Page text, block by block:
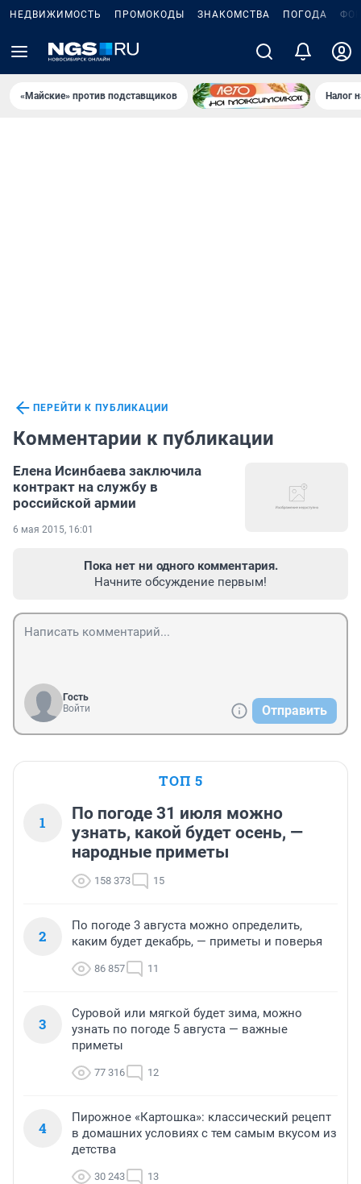
НЕДВИЖИМОСТЬ ПРОМОКОДЫ ЗНАКОМСТВА ПОГОДА
«Майские» против подставщиков Налог
ПЕРЕЙТИ К ПУБЛИКАЦИИ
Комментарии к публикации
Елена Исинбаева заключила
контракт на службу в
российской армии
6 мая 2015, 16:01
Пока нет ни одного комментария.
Начните обсуждение первым!
Гость
Войти
Отправить
ТОП 5
1
По погоде 31 июля можно
узнать, какой будет осень, —
народные приметы
158 373 15
2
По погоде 3 августа можно определить,
каким будет декабрь, — приметы и поверья
86 857 11
3
Суровой или мягкой будет зима, можно
узнать по погоде 5 августа — важные
приметы
77 316 12
4
Пирожное «Картошка»: классический рецепт
в домашних условиях с тем самым вкусом из
детства
30 243 13